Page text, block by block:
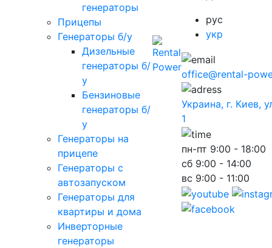
генераторы
Прицепы
Генераторы б/у
Дизельные
генераторы б/
у
Бензиновые
генераторы б/
у
Генераторы на
прицепе
Генераторы с
автозапуском
Генераторы для
квартиры и дома
Инверторные
генераторы
рус
укр
office@rental-
Украина, г. Киев,
1
пн-пт 9:00 - 18:00
сб 9:00 - 14:00
вс 9:00 - 11:00